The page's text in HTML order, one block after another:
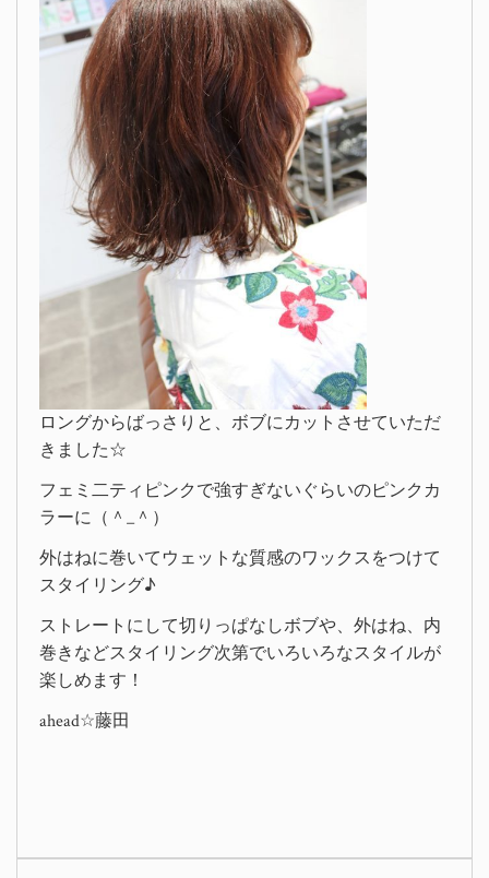
ロングからばっさりと、ボブにカットさせていただ
きました☆
フェミ二ティピンクで強すぎないぐらいのピンクカ
ラーに（＾_＾）
外はねに巻いてウェットな質感のワックスをつけて
スタイリング♪
ストレートにして切りっぱなしボブや、外はね、内
巻きなどスタイリング次第でいろいろなスタイルが
楽しめます！
ahead☆藤田